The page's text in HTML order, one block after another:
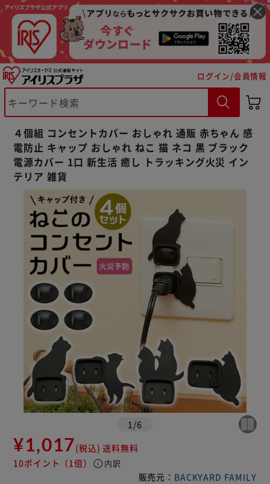
ログイン/会員情報
４個組 コンセントカバー おしゃれ 通販 赤ちゃん 感
電防止 キャップ おしゃれ ねこ 猫 ネコ 黒 ブラック
電源カバー 1口 新生活 癒し トラッキング火災 イン
テリア 雑貨
1 /6
¥1,017(税込) 送料無料
10ポイント （1倍） info 内訳
販売元： BACKYARD FAMILY
※ご確認ください
カートに入れる 購入手続きへ